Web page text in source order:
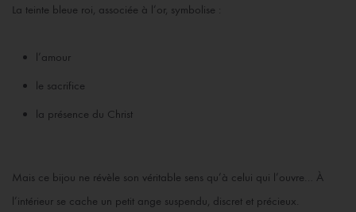
La teinte bleue roi, associée à l’or, symbolise :
l’amour
le sacrifice
la présence du Christ
Mais ce bijou ne révèle son véritable sens qu’à celui qui l’ouvre… À
l’intérieur se cache un petit ange suspendu, discret et précieux.